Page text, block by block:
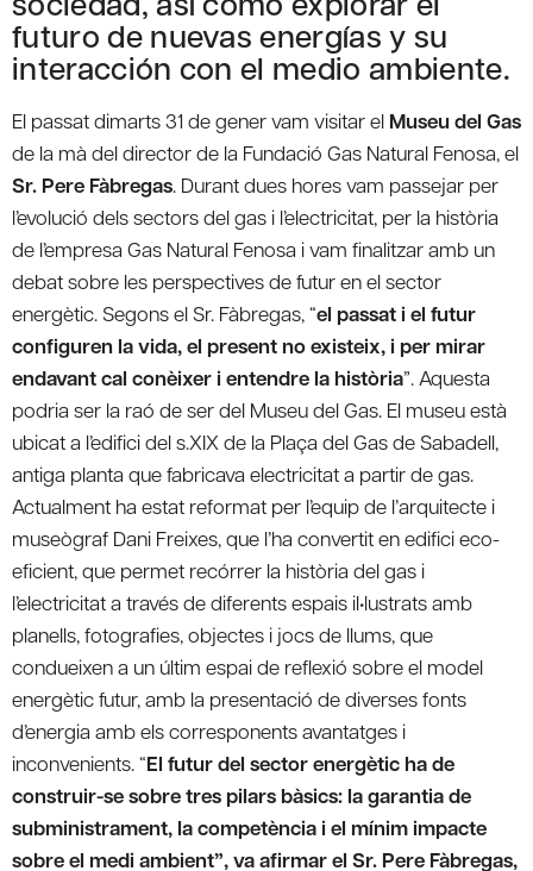
futuro de nuevas energías y su
interacción con el medio ambiente.
El passat dimarts 31 de gener vam visitar el Museu del Gas
de la mà del director de la Fundació Gas Natural Fenosa, el
Sr. Pere Fàbregas. Durant dues hores vam passejar per
l’evolució dels sectors del gas i l’electricitat, per la història
de l’empresa Gas Natural Fenosa i vam finalitzar amb un
debat sobre les perspectives de futur en el sector
energètic. Segons el Sr. Fàbregas, “el passat i el futur
configuren la vida, el present no existeix, i per mirar
endavant cal conèixer i entendre la història”. Aquesta
podria ser la raó de ser del Museu del Gas. El museu està
ubicat a l’edifici del s.XIX de la Plaça del Gas de Sabadell,
antiga planta que fabricava electricitat a partir de gas.
Actualment ha estat reformat per l’equip de l’arquitecte i
museògraf Dani Freixes, que l’ha convertit en edifici eco-
eficient, que permet recórrer la història del gas i
l’electricitat a través de diferents espais il•lustrats amb
planells, fotografies, objectes i jocs de llums, que
condueixen a un últim espai de reflexió sobre el model
energètic futur, amb la presentació de diverses fonts
d’energia amb els corresponents avantatges i
inconvenients. “El futur del sector energètic ha de
construir-se sobre tres pilars bàsics: la garantia de
subministrament, la competència i el mínim impacte
sobre el medi ambient”, va afirmar el Sr. Pere Fàbregas,